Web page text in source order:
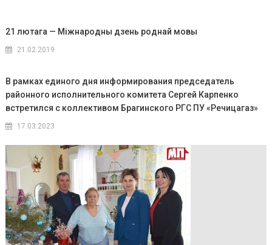
21 лютага — Міжнародны дзень роднай мовы
21.02.2019
В рамках единого дня информирования председатель
районного исполнительного комитета Сергей Карпенко
встретился с коллективом Брагинского РГС ПУ «Речицагаз»
17.03.2023